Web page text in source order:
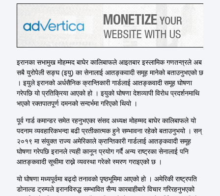
इरानका सभामुख मोहम्मद बाघेर कालिबाफले आइतबार इस्लामिक गणतन्त्रले अब
सबै युरोपेली सङ्घ (इयु) का सेनालाई आतङ्कवादी समूह मानेको बताउनुभएको छ
। इयुले इरानको अर्धसैनिक क्रान्तिकारी गार्डलाई आतङ्कवादी समूह घोषणा
गरेपछि यो प्रतिक्रिया आएको हो । इयुको घोषणा देशव्यापी विरोध प्रदर्शनमाथि
भएको रक्तपातपूर्ण दमनको सन्दर्भमा गरिएको थियो ।
पूर्व गार्ड कमान्डर समेत रहनुभएका संसद अध्यक्ष मोहम्मद बाघेर कालिबाफले यो
पदनाम व्यवहारिकभन्दा बढी प्रतीकात्मक हुने सम्भावना रहेको बताउनुभयो । सन्
२०१९ मा संयुक्त राज्य अमेरिकाले क्रान्तिकारी गार्डलाई आतङ्कवादी समूह
घोषणा गरेपछि इरानले त्यही कानून प्रयोग गर्दै अन्य राष्ट्रका सेनालाई पनि
आतङ्कवादी सूचीमा राख्ने व्यवस्था गरेको स्मरण गराइएको छ ।
यो घोषणा मध्यपूर्वमा बढ्दो तनावको पृष्ठभूमिमा आएको हो । अमेरिकी राष्ट्रपति
डोनाल्ड ट्रम्पले इरानविरुद्ध सम्भावित सैन्य कारबाहीबारे विचार गरिरहनुभएको